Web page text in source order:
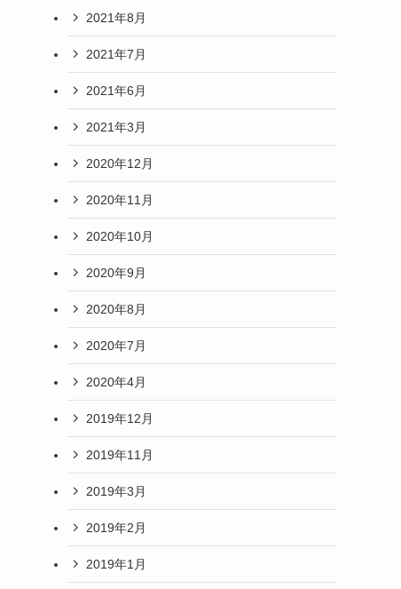
2021年8月
2021年7月
2021年6月
2021年3月
2020年12月
2020年11月
2020年10月
2020年9月
2020年8月
2020年7月
2020年4月
2019年12月
2019年11月
2019年3月
2019年2月
2019年1月